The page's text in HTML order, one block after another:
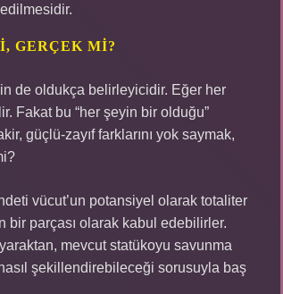
GERÇEK MI?
de oldukça belirleyicidir. Eğer her
Fakat bu “her şeyin bir olduğu”
güçlü-zayıf farklarını yok saymak,
vücut’un potansiyel olarak totaliter
bir parçası olarak kabul edebilirler.
mevcut statükoyu savunma
şekillendirebileceği sorusuyla baş